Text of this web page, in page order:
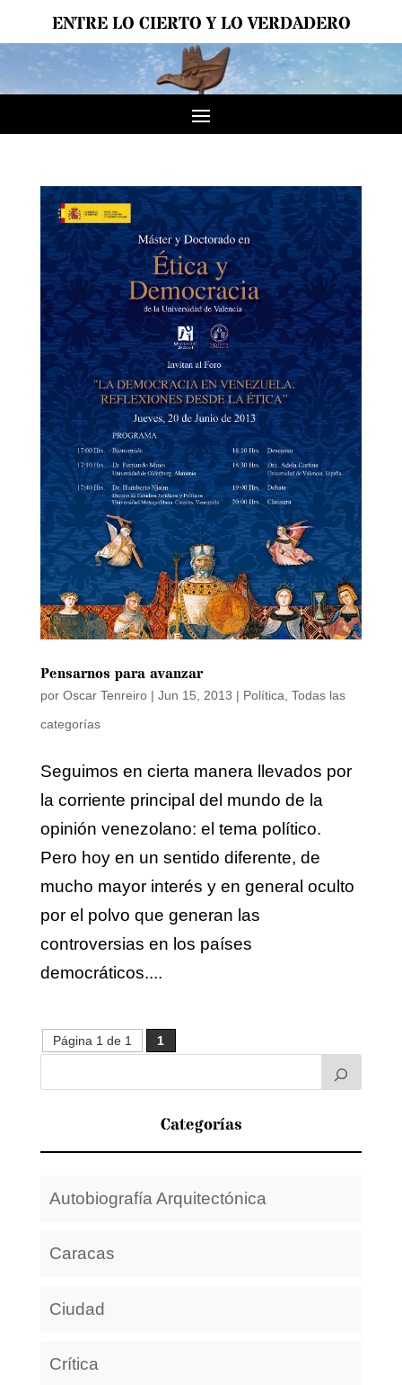
ENTRE LO CIERTO Y LO VERDADERO
Pensarnos para avanzar
por Oscar Tenreiro| Jun 15, 2013 | Política Todas las
categorías
Seguimos en cierta manera llevados por
la corriente principal del mundo de la
opinión venezolano: el tema político.
Pero hoy en un sentido diferente, de
mucho mayor interés y en general oculto
por el polvo que generan las
controversias en los países
democráticos....
Página 1 de 1 1
Categorías
Autobiografía Arquitectónica
Caracas
Ciudad
Crítica